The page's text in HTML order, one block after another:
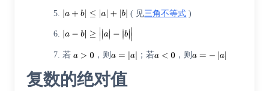
( 见三角不等式 )
若 ，则 ；若 ，则
复数的绝对值